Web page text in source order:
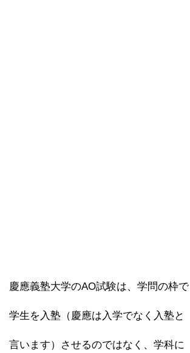
慶應義塾大学のAO試験は、学問の枠で
学生を入塾（慶應は入学でなく入塾と
言います）させるのではなく、学科に